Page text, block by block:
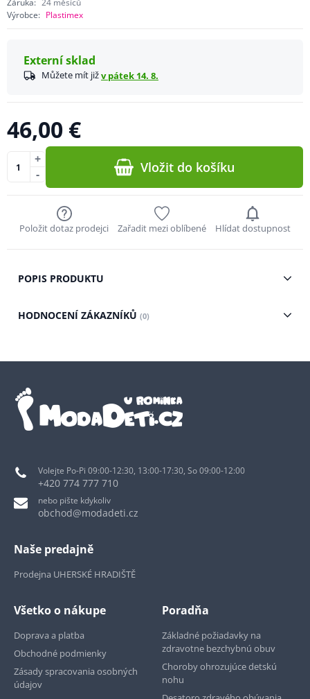
Záruka: 24 měsíců
Výrobce: Plastimex
Externí sklad
Můžete mít jižv pátek 14. 8.
46,00 €
-
+ Vložit do košíku
Položit dotaz prodejci Zařadit mezi oblíbené Hlídat dostupnost
POPIS PRODUKTU
HODNOCENÍ ZÁKAZNÍKŮ (0)
Volejte Po-Pi 09:00-12:30, 13:00-17:30, So 09:00-12:00
+420 774 777 710
nebo pište kdykoliv
obchod@modadeti.cz
Naše predajně
Prodejna UHERSKÉ HRADIŠTĚ
Všetko o nákupe
Doprava a platba
Obchodné podmienky
Zásady spracovania osobných
údajov
Poradňa
Základné požiadavky na
zdravotne bezchybnú obuv
Choroby ohrozujúce detskú
nohu